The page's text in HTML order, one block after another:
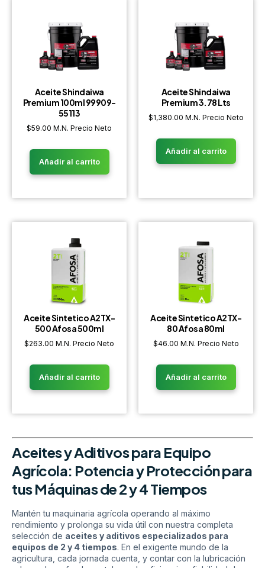
Aceite Shindaiwa
Premium 100ml 99909-
55113
$59.00 M.N. Precio Neto
Añadir al carrito
Aceite Shindaiwa
Premium 3.78 Lts
$1,380.00 M.N. Precio Neto
Añadir al carrito
Aceite Sintetico A2TX-
500 Afosa 500ml
$263.00 M.N. Precio Neto
Añadir al carrito
Aceite Sintetico A2TX-
80 Afosa 80ml
$46.00 M.N. Precio Neto
Añadir al carrito
Aceites y Aditivos para Equipo
Agrícola: Potencia y Protección para
tus Máquinas de 2 y 4 Tiempos
Mantén tu maquinaria agrícola operando al máximo
rendimiento y prolonga su vida útil con nuestra completa
selección de aceites y aditivos especializados para
equipos de 2 y 4 tiempos. En el exigente mundo de la
agricultura, cada jornada cuenta, y contar con la lubricación